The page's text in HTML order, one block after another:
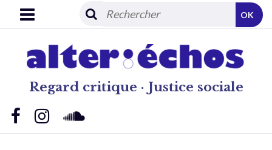
Regard critique · Justice sociale
OK